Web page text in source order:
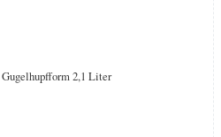
2,1 Liter